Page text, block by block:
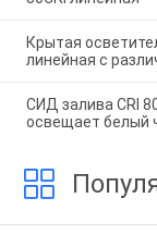
Крытая
линейная с
СИД залива CRI
освещает белый